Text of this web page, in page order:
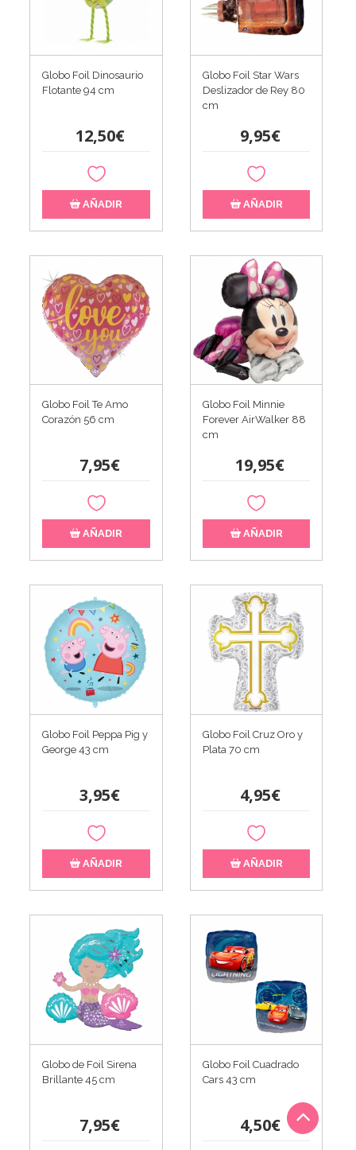
Globo Foil Dinosaurio
Flotante 94 cm
12,50€
AÑADIR
Globo Foil Star Wars
Deslizador de Rey 80
cm
9,95€
AÑADIR
Globo Foil Te Amo
Corazón 56 cm
7,95€
AÑADIR
Globo Foil Minnie
Forever AirWalker 88
cm
19,95€
AÑADIR
Globo Foil Peppa Pig y
George 43 cm
3,95€
AÑADIR
Globo Foil Cruz Oro y
Plata 70 cm
4,95€
AÑADIR
Globo de Foil Sirena
Brillante 45 cm
7,95€
Globo Foil Cuadrado
Cars 43 cm
4,50€